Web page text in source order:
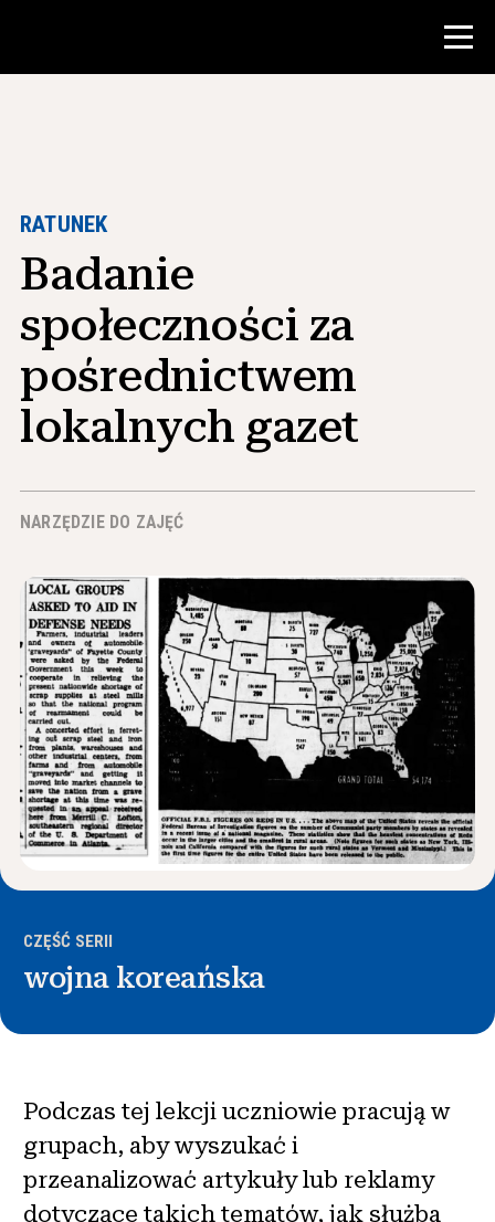
Zasoby dla nauczycieli
Narzędzia w klasie
Kursy
Instytuty
Nauczanie umiejętności badawczych
Doradzanie studentom NHD
Wiadomości i wydarzenia
O NHD
Zaangażować się
RATUNEK
Badanie
społeczności za
pośrednictwem
lokalnych gazet
NARZĘDZIE DO ZAJĘĆ
CZĘŚĆ SERII
wojna koreańska
Podczas tej lekcji uczniowie pracują w
grupach, aby wyszukać i
przeanalizować artykuły lub reklamy
dotyczące takich tematów, jak służba